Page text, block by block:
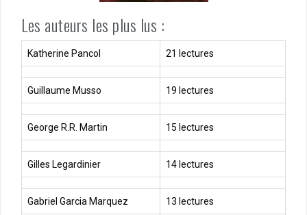
Les auteurs les plus lus :
Katherine Pancol 21 lectures
Guillaume Musso 19 lectures
George R.R. Martin 15 lectures
Gilles Legardinier 14 lectures
Gabriel Garcia Marquez 13 lectures